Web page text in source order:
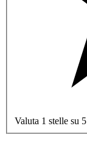
Valuta 1 stelle su 5